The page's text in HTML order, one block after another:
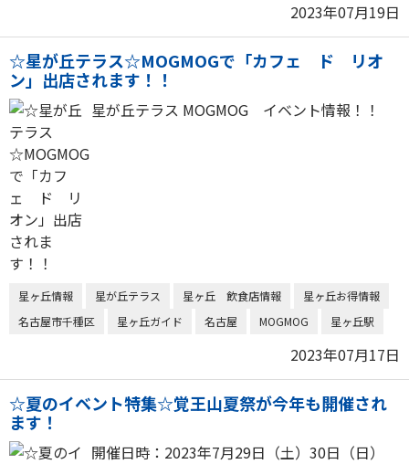
2023年07月19日
☆星が丘テラス☆MOGMOGで「カフェ ド リオ
ン」出店されます！！
星が丘テラス MOGMOG イベント情報！！
星ヶ丘情報 星が丘テラス 星ヶ丘 飲食店情報
星ヶ丘お得情報
名古屋市千種区
星ヶ丘ガイド 名古屋 MOGMOG 星ヶ丘駅
2023年07月17日
☆夏のイベント特集☆覚王山夏祭が今年も開催され
ます！
開催日時：2023年7月29日（土）30日（日）